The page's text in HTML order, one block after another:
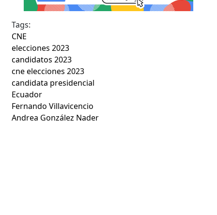
Tags:
CNE
elecciones 2023
candidatos 2023
cne elecciones 2023
candidata presidencial
Ecuador
Fernando Villavicencio
Andrea González Nader